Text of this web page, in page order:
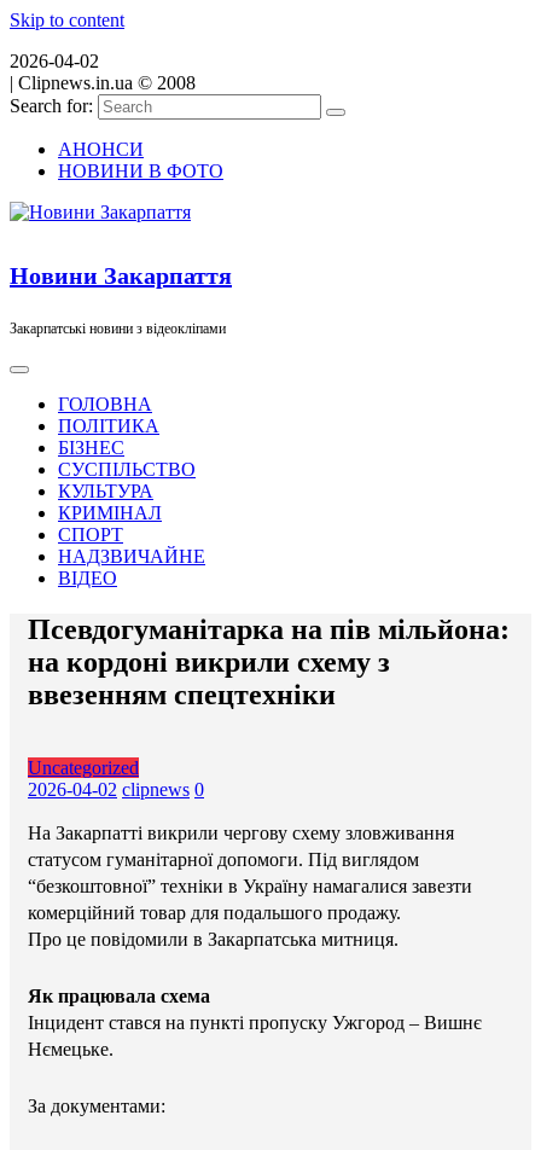
Skip to content
2026-04-02
| Clipnews.in.ua © 2008
Search for:
АНОНСИ
НОВИНИ В ФОТО
Новини Закарпаття
Закарпатські новини з відеокліпами
ГОЛОВНА
ПОЛІТИКА
БІЗНЕС
СУСПІЛЬСТВО
КУЛЬТУРА
КРИМІНАЛ
СПОРТ
НАДЗВИЧАЙНЕ
ВІДЕО
Псевдогуманітарка на пів мільйона:
на кордоні викрили схему з
ввезенням спецтехніки
Uncategorized
2026-04-02 clipnews 0
На Закарпатті викрили чергову схему зловживання
статусом гуманітарної допомоги. Під виглядом
“безкоштовної” техніки в Україну намагалися завезти
комерційний товар для подальшого продажу.
Про це повідомили в Закарпатська митниця.
Як працювала схема
Інцидент стався на пункті пропуску Ужгород – Вишнє
Нємецьке.
За документами: